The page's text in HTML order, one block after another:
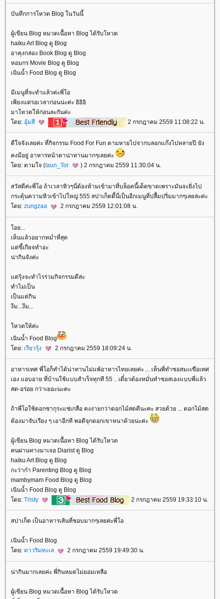
บันทึกการโหวต Blog ในวันนี้
ผู้เขียน Blog หมวดเนื้อหา Blog ได้รับโหวต
haiku Art Blog ดู Blog
อาคุงกล่อง Book Blog ดู Blog
หอมกร Movie Blog ดู Blog
เนินน้ำ Food Blog ดู Blog
มีเมนูที่จะทำแล้วค่ะพี่โอ
เพียงแต่รอเวลาก่อนน่ะค่ะ อิอิอิ
มาโหวตให้ก่อนละกันค่ะ
ดย: อุ้มสี 2 กรกฎาคม 2559 11:08:22 น.
ดีใจจังเลยค่ะ ที่กิจกรรม Food For Fun ตามหายไปจากบลอกแก๊งไปหลายปี ยัง
คงมีอยู่ อาหารหน้าตาน่าทานมากๆเลยค่ะ
ดย: ตามใจ ( Iaun_Tor ) 2 กรกฎาคม 2559 11:30:04 น.
สวัสดีค่ะพี่โอ ถ้าเวลาหิวๆนี่ต้องห้ามเข้ามาที่บล็อคนี้เด็ดขาดเพราะมันจะยิ่งไป
กระตุ้นความหิวเข้าไปใหญ่ 555 สปาเก็ตตี้นี่เป็นอีกเมนูที่ปลื้มปริ่มมากๆเลยล่ะค่ะ
ดย: zungzaa 2 กรกฎาคม 2559 12:01:08 น.
อย...
เห็นแล้วอยากหม่ำที่สุด
ต่ขี้เกียจทำอะ
น่ากินจังค่ะ
ต่รุ้งจะทำไรร่วมกิจกรรมดีล่ะ
ทำไม่เป็น
เป็นแต่กิน
งึม...งึม...
หวตให้ค่ะ
เนินน้ำ Food Blog
ดย: เรียวรุ้ง 2 กรกฎาคม 2559 18:09:24 น.
อาหารเทศ พี่โอก็ทำได้น่าทานไม่แพ้อาหารไทยเลยค่ะ ... เห็นพี่ทำซอสมะเขือเทศ
เอง แอบอาย ที่บ้านใช้แบบสำเร็จทุกที 55 .. เดี๋ยวต้องหมั่นทำซอสเองแบบพี่แล้ว
สด-อร่อย กว่าเยอะนะคะ
ถ้าพี่โอใช้ดอกซากุระแช่เกลือ คงง่ายกว่าดอกไม้สดดีนะคะ สวยด้วย ... ดอกไม้สด
ต้องมาจับเรียง ๆ เอาอีกที พอดีจุกดอกเขาหนาด้วยน่ะค่ะ
ผู้เขียน Blog หมวดเนื้อหา Blog ได้รับโหวต
คนผ่านทางมาเจอ Diarist ดู Blog
haiku Art Blog ดู Blog
กะว่าก๋า Parenting Blog ดู Blog
mambymam Food Blog ดู Blog
เนินน้ำ Food Blog ดู Blog
ดย: Tristy 2 กรกฎาคม 2559 19:33:10 น.
สปาเก็ต เป็นอาหารเส้นที่ชอบมากๆเลยค่ะพี่โอ
เนินน้ำ Food Blog
ดย: ดาวริมทะเล 2 กรกฎาคม 2559 19:49:30 น.
น่ากินมากเลยค่ะ พี่กินหมดไม่ยอมเหลือ
ผู้เขียน Blog หมวดเนื้อหา Blog ได้รับโหวต